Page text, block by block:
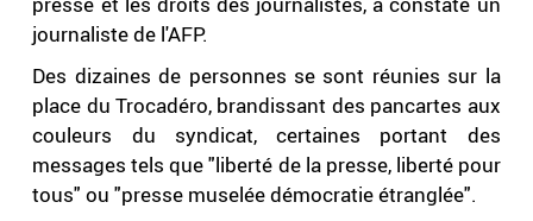
journaliste de l'AFP.
Des dizaines de personnes se sont réunies sur la
place du Trocadéro, brandissant des pancartes aux
couleurs du syndicat, certaines portant des
messages tels que "liberté de la presse, liberté pour
tous" ou "presse muselée démocratie étranglée".